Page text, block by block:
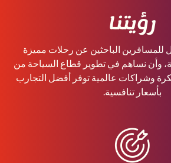
رؤيتنا
للمسافرين الباحثين عن رحلات مميزة
وأن نساهم في تطوير قطاع السياحة من
وشراكات عالمية توفر أفضل التجارب
بأسعار تنافسية.